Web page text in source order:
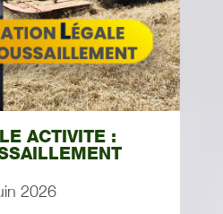
ACTIVITE :
2026